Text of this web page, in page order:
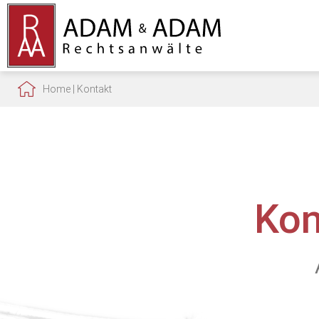
Home Kontakt